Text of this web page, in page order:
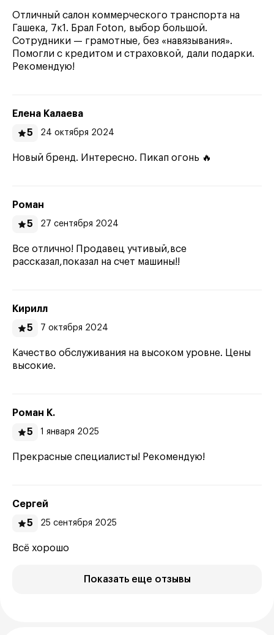
Отличный салон коммерческого транспорта на
Гашека, 7к1. Брал Foton, выбор большой.
Сотрудники — грамотные, без «навязывания».
Помогли с кредитом и страховкой, дали подарки.
Рекомендую!
Елена Калаева
5
24 октября 2024
Новый бренд. Интересно. Пикап огонь 🔥
Роман
5
27 сентября 2024
Все отлично! Продавец учтивый,все
рассказал,показал на счет машины!!
Кирилл
5
7 октября 2024
Качество обслуживания на высоком уровне. Цены
высокие.
Роман К.
5
1 января 2025
Прекрасные специалисты! Рекомендую!
Сергей
5
25 сентября 2025
Всё хорошо
Показать еще отзывы